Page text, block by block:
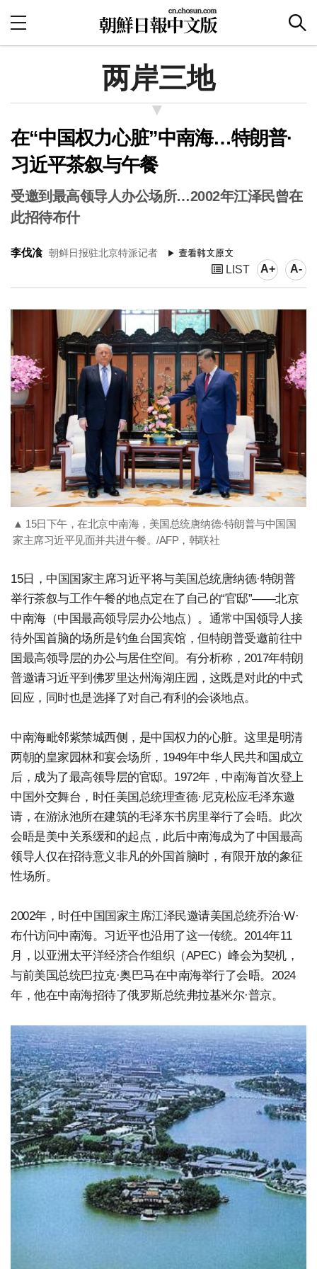
两岸三地
在“中国权力心脏”中南海…特朗普·
习近平茶叙与午餐
受邀到最高领导人办公场所…2002年江泽民曾在
此招待布什
李伐飡 朝鲜日报驻北京特派记者
LIST A+ A-
▲ 15日下午，在北京中南海，美国总统唐纳德·特朗普与中国国
家主席习近平见面并共进午餐。/AFP，韩联社
15日，中国国家主席习近平将与美国总统唐纳德·特朗普
举行茶叙与工作午餐的地点定在了自己的“官邸”——北京
中南海（中国最高领导层办公地点）。通常中国领导人接
待外国首脑的场所是钓鱼台国宾馆，但特朗普受邀前往中
国最高领导层的办公与居住空间。有分析称，2017年特朗
普邀请习近平到佛罗里达州海湖庄园，这既是对此的中式
回应，同时也是选择了对自己有利的会谈地点。
中南海毗邻紫禁城西侧，是中国权力的心脏。这里是明清
两朝的皇家园林和宴会场所，1949年中华人民共和国成立
后，成为了最高领导层的官邸。1972年，中南海首次登上
中国外交舞台，时任美国总统理查德·尼克松应毛泽东邀
请，在游泳池所在建筑的毛泽东书房里举行了会晤。此次
会晤是美中关系缓和的起点，此后中南海成为了中国最高
领导人仅在招待意义非凡的外国首脑时，有限开放的象征
性场所。
2002年，时任中国国家主席江泽民邀请美国总统乔治·W·
布什访问中南海。习近平也沿用了这一传统。2014年11
月，以亚洲太平洋经济合作组织（APEC）峰会为契机，
与前美国总统巴拉克·奥巴马在中南海举行了会晤。2024
年，他在中南海招待了俄罗斯总统弗拉基米尔·普京。